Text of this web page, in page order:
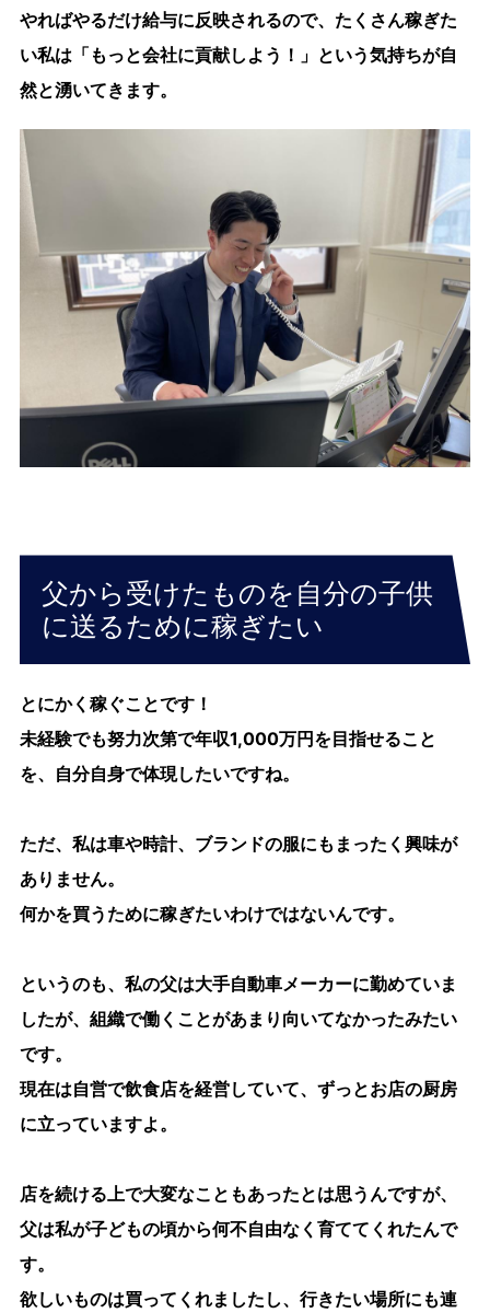
やればやるだけ給与に反映されるので、たくさん稼ぎた
い私は「もっと会社に貢献しよう！」という気持ちが自
然と湧いてきます。
父から受けたものを自分の子供
に送るために稼ぎたい
とにかく稼ぐことです！
未経験でも努力次第で年収1,000万円を目指せること
を、自分自身で体現したいですね。
ただ、私は車や時計、ブランドの服にもまったく興味が
ありません。
何かを買うために稼ぎたいわけではないんです。
というのも、私の父は大手自動車メーカーに勤めていま
したが、組織で働くことがあまり向いてなかったみたい
です。
現在は自営で飲食店を経営していて、ずっとお店の厨房
に立っていますよ。
店を続ける上で大変なこともあったとは思うんですが、
父は私が子どもの頃から何不自由なく育ててくれたんで
す。
欲しいものは買ってくれましたし、行きたい場所にも連